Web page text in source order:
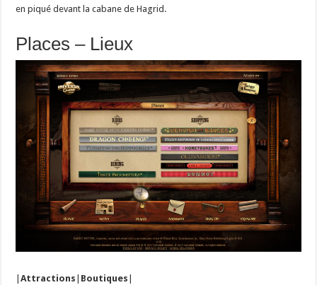
en piqué devant la cabane de Hagrid.
Places – Lieux
|Attractions Boutiques